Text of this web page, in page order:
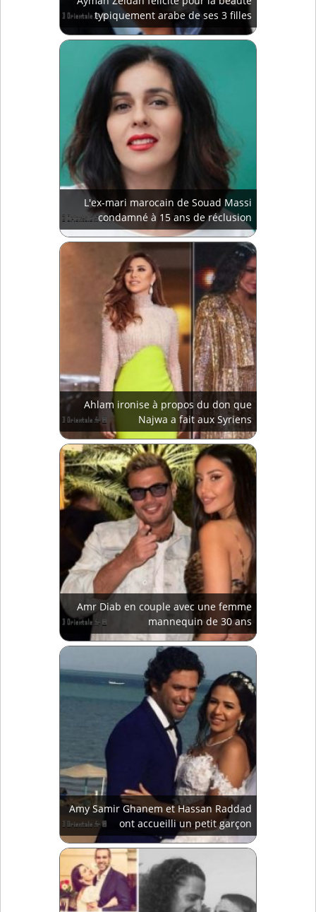
typiquement arabe de ses 3 filles
L'ex-mari marocain de Souad Massi
condamné à 15 ans de réclusion
Ahlam ironise à propos du don que
Najwa a fait aux Syriens
Amr Diab en couple avec une femme
mannequin de 30 ans
Amy Samir Ghanem et Hassan Raddad
ont accueilli un petit garçon